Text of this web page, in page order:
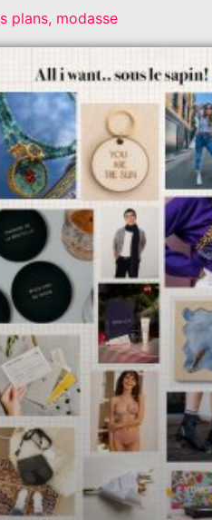
plans, modasse